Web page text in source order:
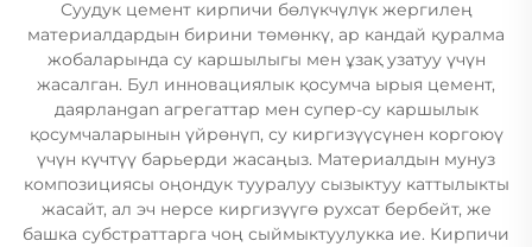
Суудук цемент кирпичи бөлүкчүлүк жергилең
материалдардын бирини төмөнкү, ар кандай қуралма
жобаларында су каршылыгы мен ұзақ узатуу үчүн
жасалган. Бул инновациялык қосумча ырыя цемент,
даярланgan агрегаттар мен супер-су каршылык
қосумчаларынын үйрөнүп, су киргизүүсүнен коргоюү
үчүн күчтүү барьерди жасаңыз. Материалдын мунуз
композициясы оңондук тууралуу сызыктуу каттылыкты
жасайт, ал эч нерсе киргизүүгө рухсат бербейт, же
башка субстраттарга чоң сыймыктуулукка ие. Кирпичи